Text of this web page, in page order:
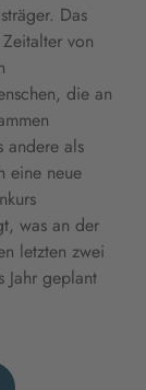
Das
von
die an
andere als
eine neue
was an der
letzten zwei
Jahr geplant